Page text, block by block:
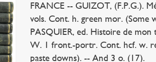
FRANCE -- GUIZOT, (F.P.G.).
vols. Cont. h. green mor. (Some
PASQUIER, ed. Histoire de mon
W. 1 front.-portr. Cont. hcf. w.
paste downs). -- And 3 o. (17).